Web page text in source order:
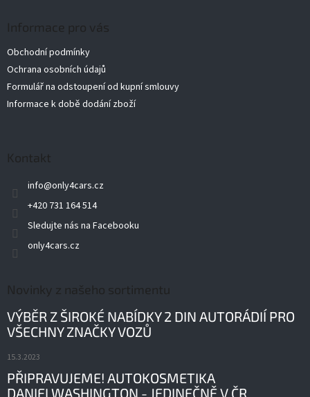
Informace pro vás
Obchodní podmínky
Ochrana osobních údajů
Formulář na odstoupení od kupní smlouvy
Informace k době dodání zboží
Kontakt
info@only4cars.cz
+420 731 164 514
Sledujte nás na Facebooku
only4cars.cz
Novinky z našeho sortimentu
VÝBĚR Z ŠIROKÉ NABÍDKY 2 DIN AUTORÁDIÍ PRO
VŠECHNY ZNAČKY VOZŮ
15.3.2023
PŘIPRAVUJEME! AUTOKOSMETIKA
DANIELWASHINGTON - JEDINEČNĚ V ČR